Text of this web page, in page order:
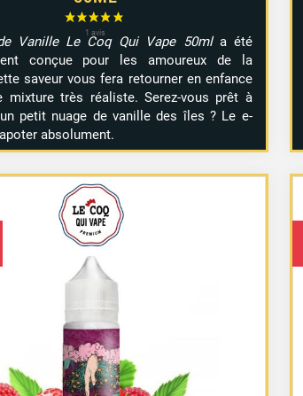
Vanille Le Coq Qui Vape 50mla été
conçue pour les amoureux de la
saveur vous fera retourner en enfance
mixture très réaliste. Serez-vous prêt à
petit nuage de vanille des îles ? Le e-
absolument.